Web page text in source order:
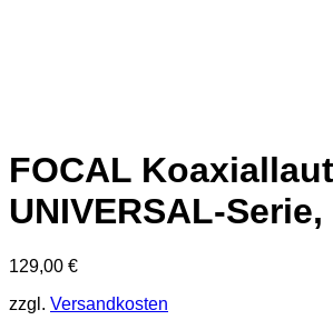
FOCAL
UNIVERSAL-Serie,
129,00 €
zzgl. Versandkosten